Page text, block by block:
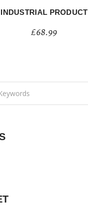
INDUSTRIAL PRODUCT
£68.99